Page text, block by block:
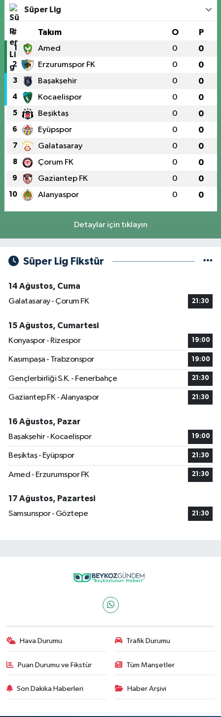
Süper Lig
# Takım O P
1 Amed 0 0
2 Erzurumspor FK 0 0
3 Başakşehir 0 0
4 Kocaelispor 0 0
5 Beşiktaş 0 0
6 Eyüpspor 0 0
7 Galatasaray 0 0
8 Çorum FK 0 0
9 Gaziantep FK 0 0
10 Alanyaspor 0 0
Detaylar için tıklayın
Süper Lig Fikstür
14 Ağustos, Cuma
Galatasaray - Çorum FK
21:30
15 Ağustos, Cumartesi
Konyaspor - Rizespor
19:00
Kasımpaşa - Trabzonspor 19:00
Gençlerbirliği S.K. - Fenerbahçe 21:30
Gaziantep FK - Alanyaspor 21:30
16 Ağustos, Pazar
Başakşehir - Kocaelispor
19:00
Beşiktaş - Eyüpspor 21:30
Amed - Erzurumspor FK 21:30
17 Ağustos, Pazartesi
Samsunspor - Göztepe
21:30
Hava Durumu Trafik Durumu
Puan Durumu ve Fikstür Tüm Manşetler
Son Dakika Haberleri Haber Arşivi